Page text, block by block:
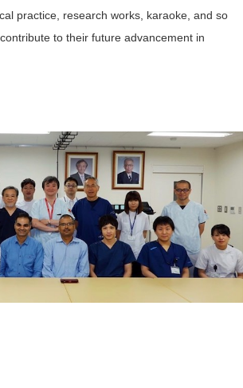
practice, research works, karaoke, and so
to their future advancement in